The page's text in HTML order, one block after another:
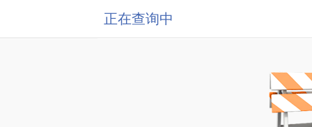
正在查询中